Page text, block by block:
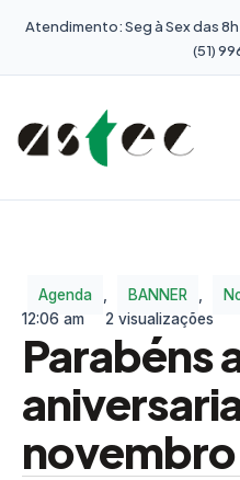
Atendimento: Seg à Sex das
(51)
Agenda BANNER
12:06 am
2 visualizações
Parabéns